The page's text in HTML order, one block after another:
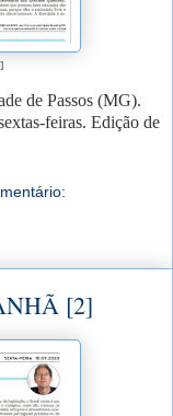
]
de Passos (MG).
feiras. Edição de
[2]